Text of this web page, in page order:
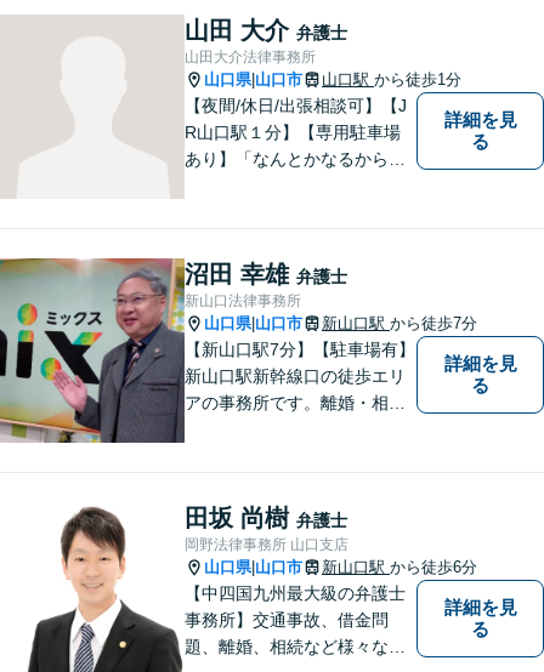
山田 大介 弁護士
山田大介法律事務所
山口県| 山口市 山口駅 から徒歩1分
【夜間/休日/出張相談可】【J
R山口駅１分】【専用駐車場
あり】「なんとかなるから大
方はお気軽にご相談くださ
い。
詳細を見
る
沼田 幸雄 弁護士
新山口法律事務所
山口県| 山口市 新山口駅 から徒歩7分
【新山口駅7分】【駐車場有】
新山口駅新幹線口の徒歩エリ
アの事務所です。離婚・相続
になることがあれば、おたず
ねください。
詳細を見
る
田坂 尚樹 弁護士
岡野法律事務所 山口支店
山口県| 山口市 新山口駅 から徒歩6分
【中四国九州最大級の弁護士
事務所】交通事故、借金問
題、離婚、相続など様々な問
詳細を見
る